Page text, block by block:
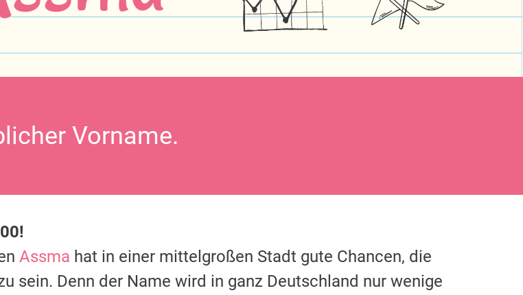
Vorname.
Assma hat in einer mittelgroßen Stadt gute Chancen, die
sein. Denn der Name wird in ganz Deutschland nur wenige